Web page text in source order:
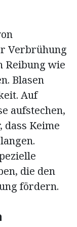
Verbrühung
Reibung wie
Blasen
Auf
aufstechen,
dass Keime
die den
fördern.